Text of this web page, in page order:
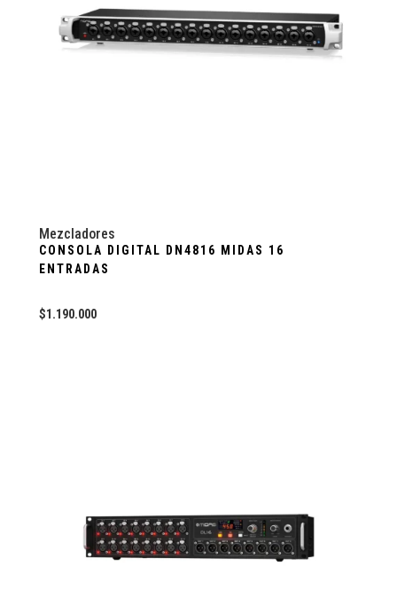
Mezcladores
CONSOLA DIGITAL DN4816 MIDAS 16
ENTRADAS
$1.190.000